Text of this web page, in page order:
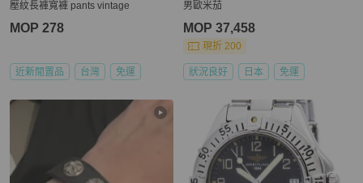
壓紋長褲寬褲 pants vintage
MOP 278
近新閒置品 台灣 免運
男歐米茄
MOP 37,458
現折 200
狀況良好 日本 免運